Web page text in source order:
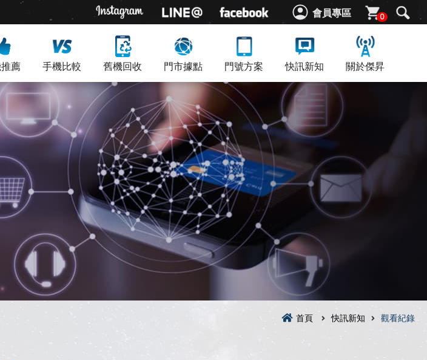
會員專區 0
薦 手機比較 舊機回收 門市據點 門號方案 快訊新知 關於傑昇
首頁 快訊新知 觀看紀錄